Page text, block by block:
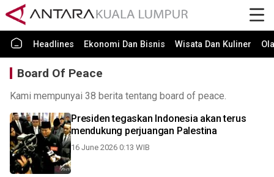
Headlines Ekonomi Dan Bisnis Wisata Dan Kuliner
Board Of Peace
Kami mempunyai 38 berita tentang board of peace.
Presiden tegaskan Indonesia akan terus
mendukung perjuangan Palestina
16 June 2026 0:13 WIB